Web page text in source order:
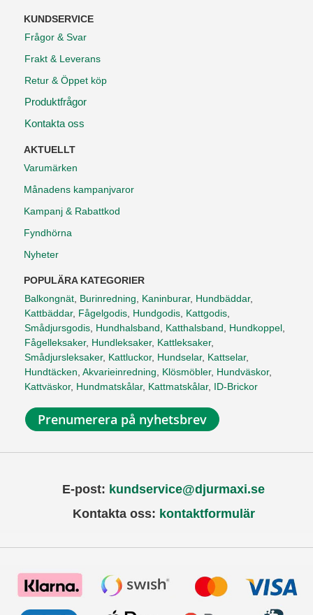
KUNDSERVICE
Frågor & Svar
Frakt & Leverans
Retur & Öppet köp
Produktfrågor
Kontakta oss
AKTUELLT
Varumärken
Månadens kampanjvaror
Kampanj & Rabattkod
Fyndhörna
Nyheter
POPULÄRA KATEGORIER
Balkongnät, Burinredning, Kaninburar, Hundbäddar,
Kattbäddar, Fågelgodis, Hundgodis, Kattgodis,
Smådjursgodis, Hundhalsband, Katthalsband, Hundkoppel,
Fågelleksaker, Hundleksaker, Kattleksaker,
Smådjursleksaker, Kattluckor, Hundselar, Kattselar,
Hundtäcken, Akvarieinredning, Klösmöbler, Hundväskor,
Kattväskor, Hundmatskålar, Kattmatskålar, ID-Brickor
Prenumerera på nyhetsbrev
E-post: kundservice@djurmaxi.se
Kontakta oss: kontaktformulär